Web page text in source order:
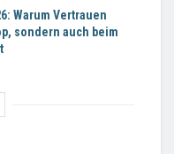
Warum Vertrauen
sondern auch beim